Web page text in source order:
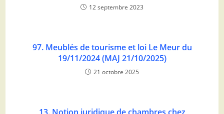
12 septembre 2023
97. Meublés de tourisme et loi Le Meur du
19/11/2024 (MAJ 21/10/2025)
21 octobre 2025